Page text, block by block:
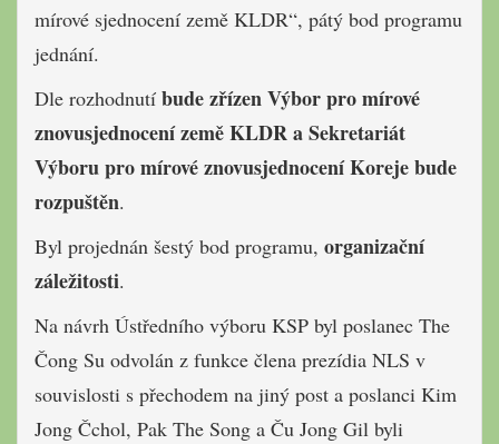
mírové sjednocení země KLDR“, pátý bod programu
jednání.
Dle rozhodnutí bude zřízen Výbor pro mírové
znovusjednocení země KLDR a Sekretariát
Výboru pro mírové znovusjednocení Koreje bude
rozpuštěn.
Byl projednán šestý bod programu, organizační
záležitosti.
Na návrh Ústředního výboru KSP byl poslanec The
Čong Su odvolán z funkce člena prezídia NLS v
souvislosti s přechodem na jiný post a poslanci Kim
Jong Čchol, Pak The Song a Ču Jong Gil byli